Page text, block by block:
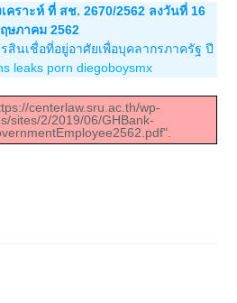
คราะห์ ที่ สช. 2670/2562 ลงวันที่ 16
ษภาคม 2562
รสินเชื่อที่อยู่อาศัยเพื่อบุคลากรภาครัฐ ปี
leaks porn diegoboysmx
centerlaw.sru.ac.th/wp-
sites/2/2019/06/GHBank-